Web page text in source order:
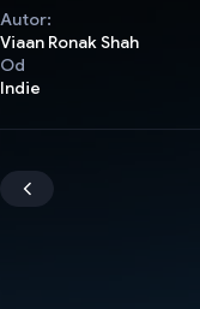
Autor:
Viaan Ronak Shah
Od
Indie